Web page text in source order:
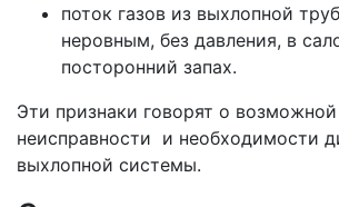
поток газов из выхлопной
неровным, без давления, в
посторонний запах.
Эти признаки говорят о возможной
неисправности и необходимости
выхлопной системы.